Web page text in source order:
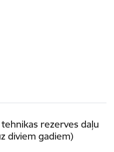
rezerves daļu
diviem gadiem)